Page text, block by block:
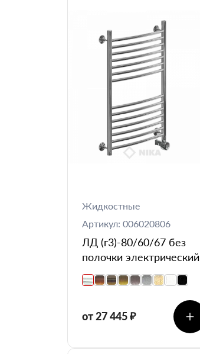
Жидкостные
Артикул: 006020806
ЛД (г3)-80/60/67 без
полочки электрический
от 27 445 ₽